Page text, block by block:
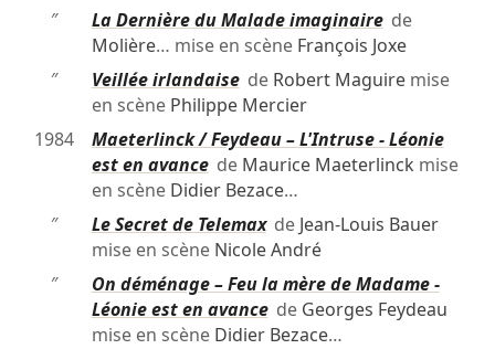
″
La Dernière du Malade imaginairede
Molière… mise en scène François Joxe
″
Veillée irlandaisede Robert Maguiremise
en scène Philippe Mercier
1984
Maeterlinck / Feydeau – L'Intruse - Léonie
est en avancede Maurice Maeterlinck mise
en scène Didier Bezace…
″
Le Secret de Telemaxde Jean-Louis Bauer
mise en scène Nicole André
″
On déménage – Feu la mère de Madame -
Léonie est en avancede Georges Feydeau
mise en scène Didier Bezace…